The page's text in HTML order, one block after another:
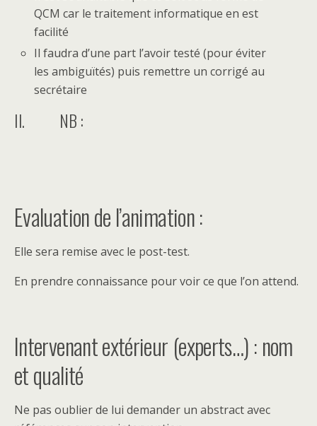
QCM car le traitement informatique en est
facilité
Il faudra d’une part l’avoir testé (pour éviter
les ambiguïtés) puis remettre un corrigé au
secrétaire
II. NB :
Evaluation de l’animation :
Elle sera remise avec le post-test.
En prendre connaissance pour voir ce que l’on attend.
Intervenant extérieur (experts…) : nom
et qualité
Ne pas oublier de lui demander un abstract avec